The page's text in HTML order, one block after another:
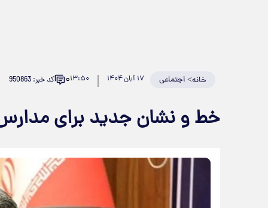
خانه>اجتماعی ۱۷ آبان ۱۴۰۴ ۱۳:۵۰۰ کد خبر: 950863
خط و نشان جدید برای